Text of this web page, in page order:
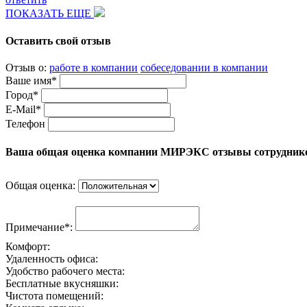
ПОКАЗАТЬ ЕЩЕ
Оставить свой отзыв
Отзыв о: работе в компании собеседовании в компании
Ваше имя*
Город*
E-Mail*
Телефон
Ваша общая оценка компании МИРЭКС отзывы
Общая оценка:
Примечание*:
Комфорт:
Удаленность офиса:
Удобство рабочего места:
Бесплатные вкусняшки:
Чистота помещений: